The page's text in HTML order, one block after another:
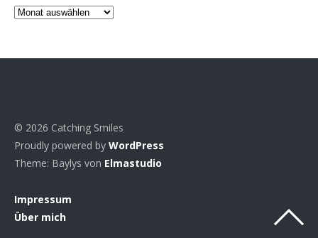
Alle
© 2026 Catching Smiles
Proudly powered by WordPress
Theme: Baylys von Elmastudio
Impressum
Über mich